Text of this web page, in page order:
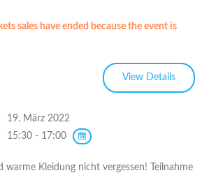
sales have ended because the event is
19. März 2022
15:30 - 17:00
warme Kleidung nicht vergessen! Teilnahme